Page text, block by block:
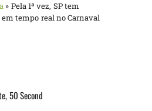
» Pela 1ª vez, SP tem
tempo real no Carnaval
50 Second